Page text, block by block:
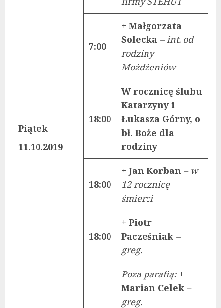
Piątek
11.10.2019
7:00
+ Małgorzata
Solecka – int. od
rodziny
Możdżeniów
18:00
W rocznicę ślubu
Katarzyny i
Łukasza Górny, o
bł. Boże dla
rodziny
18:00
+ Jan Korban – w
12 rocznicę
śmierci
18:00
+ Piotr
Pacześniak –
greg.
Poza parafią:+
Marian Celek –
greg.